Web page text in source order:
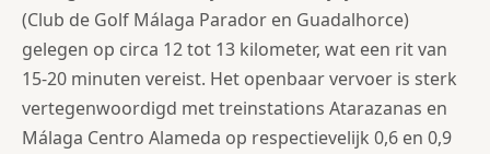
(Club de Golf Málaga Parador en Guadalhorce)
gelegen op circa 12 tot 13 kilometer, wat een rit van
15-20 minuten vereist. Het openbaar vervoer is sterk
vertegenwoordigd met treinstations Atarazanas en
Málaga Centro Alameda op respectievelijk 0,6 en 0,9